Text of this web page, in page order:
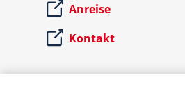
Anreise
Kontakt